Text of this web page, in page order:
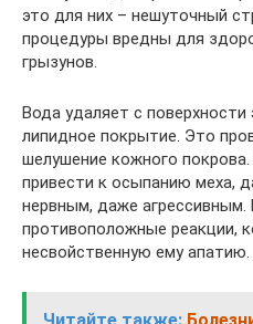
это для них – нешуточный
процедуры вредны для
грызунов.
Вода удаляет с поверхности
липидное покрытие. Это
шелушение кожного
привести к осыпанию меха,
нервным, даже
противоположные реакции,
несвойственную ему апатию.